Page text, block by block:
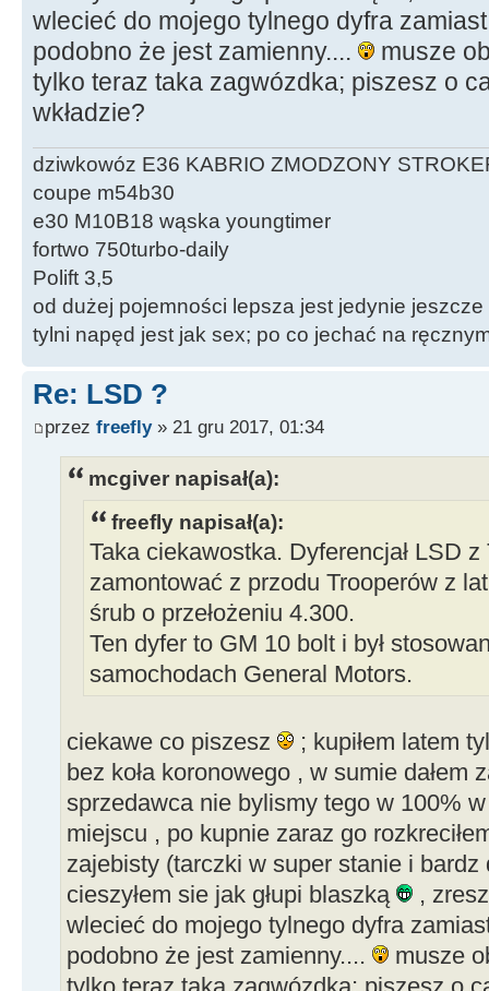
wlecieć do mojego tylnego dyfra
podobno że jest zamienny....
musze
tylko teraz taka zagwózdka; piszesz o
wkładzie?
dziwkowóz E36 KABRIO ZMODZONY
coupe m54b30
e30 M10B18 wąska youngtimer
fortwo 750turbo-daily
Polift 3,5
od dużej pojemności lepsza jest jedynie jeszcze
tylni napęd jest jak sex; po co jechać na
Re: LSD ?
przez freefly» 21 gru 2017, 01:34
mcgiver napisał(a):
freefly napisał(a):
Taka ciekawostka. Dyferencjał LSD
zamontować z przodu Trooperów z
śrub o przełożeniu 4.300.
Ten dyfer to GM 10 bolt i był
samochodach General Motors.
ciekawe co piszesz
; kupiłem latem
bez koła koronowego , w sumie dałem
sprzedawca nie bylismy tego w 100%
miejscu , po kupnie zaraz go
zajebisty (tarczki w super stanie i bardz
cieszyłem sie jak głupi blaszką
,
wlecieć do mojego tylnego dyfra
podobno że jest zamienny....
musze